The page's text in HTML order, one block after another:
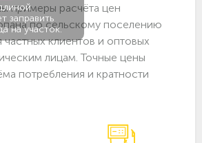
заправить
на участок.
примеры расчёта цен
по сельскому поселению
клиентов и оптовых
лицам. Точные цены
потребления и кратности